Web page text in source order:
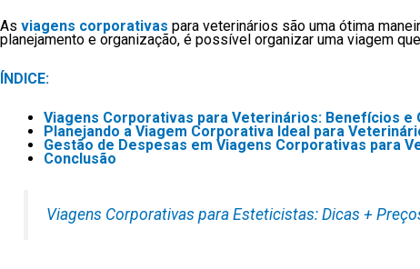
As viagens corporativas para veterinários são uma ótima
planejamento e organização, é possível organizar uma viagem
ÍNDICE:
Viagens Corporativas para Veterinários: Benefícios e
Planejando a Viagem Corporativa Ideal para
Gestão de Despesas em Viagens Corporativas para
Conclusão
Viagens Corporativas para Esteticistas: Dicas +